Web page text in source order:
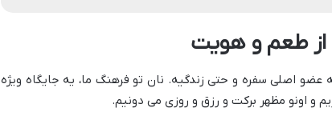
عضو اصلی سفره و حتی زندگیه. نان تو فرهنگ ما، یه جایگاه ویژه
و اونو مظهر برکت و رزق و روزی می دونیم.